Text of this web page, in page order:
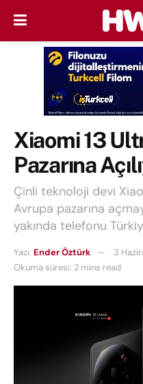
Xiaomi 13
Pazarına
Çinli teknoloji devi
Avrupa pazarına
yakında telefonu
Yazı: Ender Öztürk
3
Okuma süresi: 2 mins read